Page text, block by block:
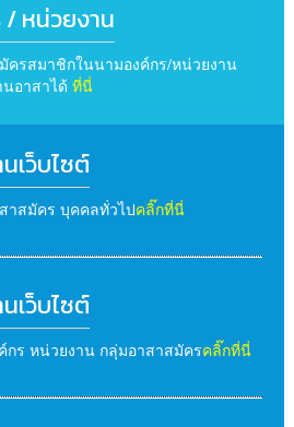
/ หน่วยงาน
ครสมาชิกในนามองค์กร/หน่วยงาน
นอาสาได้ ที่นี่
เว็บไซต์
าสมัคร บุคคลทั่วไปคลิ๊กที่นี่
เว็บไซต์
กร หน่วยงาน กลุ่มอาสาสมัครคลิ๊กที่นี่